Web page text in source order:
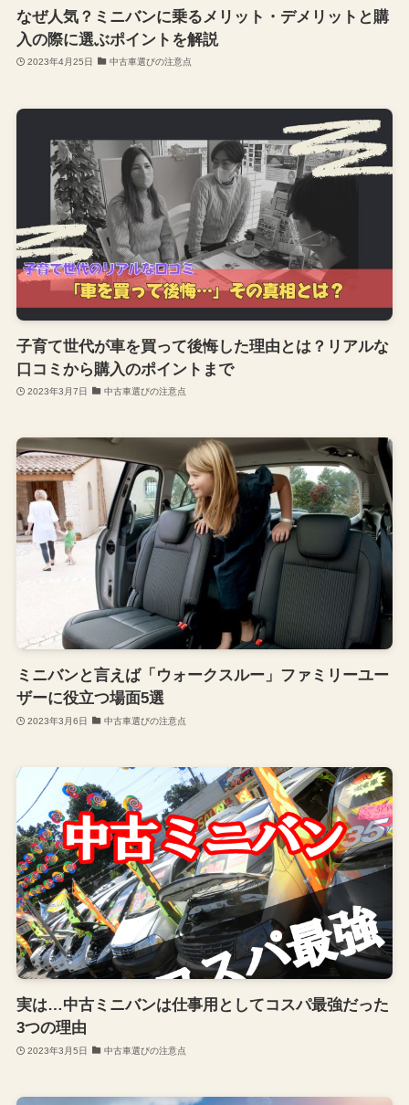
なぜ人気？ミニバンに乗るメリット・デメリットと購
入の際に選ぶポイントを解説
2023年4月25日 中古車選びの注意点
子育て世代が車を買って後悔した理由とは？リアルな
口コミから購入のポイントまで
2023年3月7日 中古車選びの注意点
ミニバンと言えば「ウォークスルー」ファミリーユー
ザーに役立つ場面5選
2023年3月6日 中古車選びの注意点
実は…中古ミニバンは仕事用としてコスパ最強だった
3つの理由
2023年3月5日 中古車選びの注意点